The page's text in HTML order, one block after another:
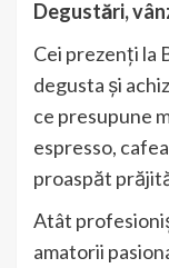
Degustări,
Cei prezenți la
degusta și
ce presupune
espresso,
proaspăt
Atât
amatorii